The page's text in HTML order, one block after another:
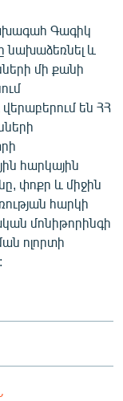
Գագիկ
նախաձեռնել և
մի քանի
են ՀՀ
հարկային
փոքր և միջին
հարկի
մոնիթորինգի
ոլորտի